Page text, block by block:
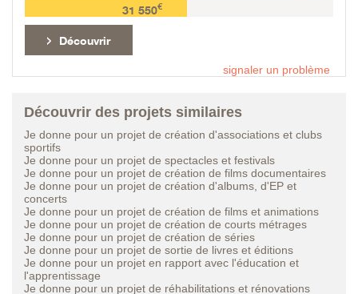
31 550€
Découvrir
signaler un problème
Découvrir des projets similaires
Je donne pour un projet de création d'associations et clubs
sportifs
Je donne pour un projet de spectacles et festivals
Je donne pour un projet de création de films documentaires
Je donne pour un projet de création d'albums, d'EP et
concerts
Je donne pour un projet de création de films et animations
Je donne pour un projet de création de courts métrages
Je donne pour un projet de création de séries
Je donne pour un projet de sortie de livres et éditions
Je donne pour un projet en rapport avec l'éducation et
l'apprentissage
Je donne pour un projet de réhabilitations et rénovations